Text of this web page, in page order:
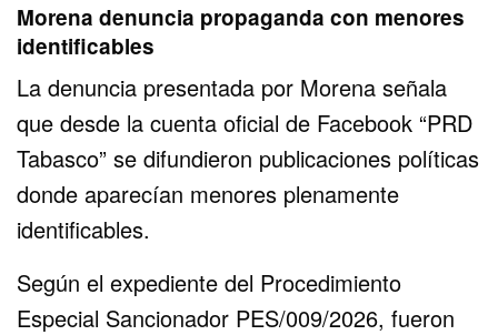
Morena denuncia propaganda con menores
identificables
La denuncia presentada por Morena señala
que desde la cuenta oficial de Facebook “PRD
Tabasco” se difundieron publicaciones políticas
donde aparecían menores plenamente
identificables.
Según el expediente del Procedimiento
Especial Sancionador PES/009/2026, fueron